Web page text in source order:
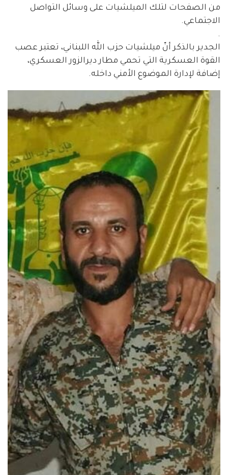
من الصفحات لتلك الميلشيات على وسائل التواصل
الاجتماعي.
.
الجدير بالذكر أنّ ميلشيات حزب الله اللبناني، تعتبر عصب
القوة العسكرية التي تحمي مطار ديرالزور العسكري،
إضافة لإدارة الموضوع الأمني داخله.